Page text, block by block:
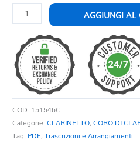
CORO
A
BOCCA
CHIUSA
-
PER
CORO
DI
CLARINETTI
quantità
AGGIUNGI AL
COD: 151546C
Categorie:CLARINETTO,CORO DI
Tag: PDF,Trascrizioni e Arrangiamenti